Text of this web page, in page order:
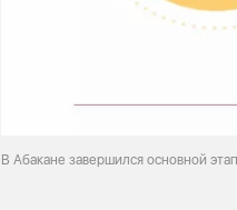
В Абакане завершился основной